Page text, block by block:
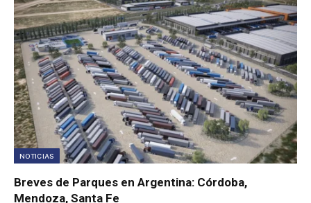
Parque Industrial Ruta 6
Polígono Industrial Malagüeño
Parque Industrial La Bernalesa
Polo Industrial Spegazzini
Polo Industrial Ezeiza
Parque Industrial Cipolletti
NOTICIAS
Breves de Parques en Argentina: Córdoba,
Mendoza, Santa Fe